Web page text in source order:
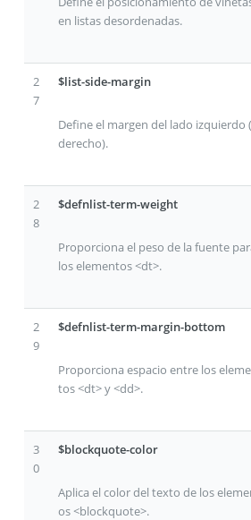
en listas desordenadas.
2
7
$list-side-margin
Define el margen del lado izquierdo
derecho).
2
8
$defnlist-term-weight
Proporciona el peso de la fuente
los elementos <dt>.
2
9
$defnlist-term-margin-bottom
Proporciona espacio entre los
tos <dt> y <dd>.
3
0
$blockquote-color
Aplica el color del texto de los
os <blockquote>.